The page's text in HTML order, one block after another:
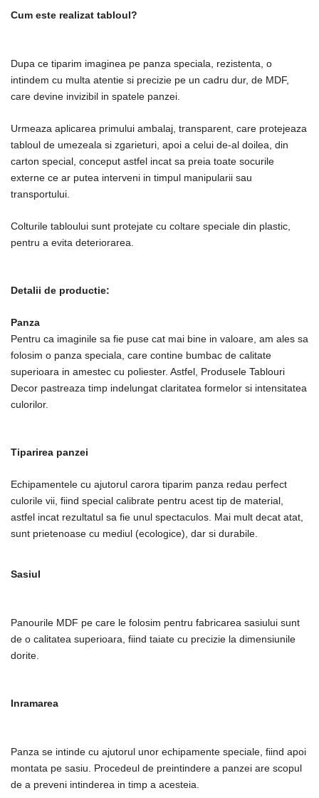
Cum este realizat tabloul?
Dupa ce tiparim imaginea pe panza speciala, rezistenta, o
intindem cu multa atentie si precizie pe un cadru dur, de MDF,
care devine invizibil in spatele panzei.
Urmeaza aplicarea primului ambalaj, transparent, care protejeaza
tabloul de umezeala si zgarieturi, apoi a celui de-al doilea, din
carton special, conceput astfel incat sa preia toate socurile
externe ce ar putea interveni in timpul manipularii sau
transportului.
Colturile tabloului sunt protejate cu coltare speciale din plastic,
pentru a evita deteriorarea.
Detalii de productie:
Panza
Pentru ca imaginile sa fie puse cat mai bine in valoare, am ales sa
folosim o panza speciala, care contine bumbac de calitate
superioara in amestec cu poliester. Astfel, Produsele Tablouri
Decor pastreaza timp indelungat claritatea formelor si intensitatea
culorilor.
Tiparirea panzei
Echipamentele cu ajutorul carora tiparim panza redau perfect
culorile vii, fiind special calibrate pentru acest tip de material,
astfel incat rezultatul sa fie unul spectaculos. Mai mult decat atat,
sunt prietenoase cu mediul (ecologice), dar si durabile.
Sasiul
Panourile MDF pe care le folosim pentru fabricarea sasiului sunt
de o calitatea superioara, fiind taiate cu precizie la dimensiunile
dorite.
Inramarea
Panza se intinde cu ajutorul unor echipamente speciale, fiind apoi
montata pe sasiu. Procedeul de preintindere a panzei are scopul
de a preveni intinderea in timp a acesteia.